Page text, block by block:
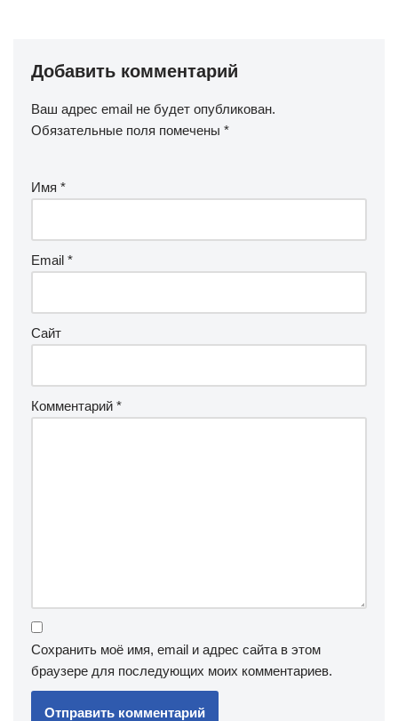
Добавить комментарий
Ваш адрес email не будет опубликован.
Обязательные поля помечены *
Имя *
Email *
Сайт
Комментарий *
Сохранить моё имя, email и адрес сайта в этом
браузере для последующих моих комментариев.